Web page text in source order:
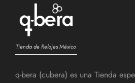
Tienda de Relojes México
q-bera (cubera) es una Tienda